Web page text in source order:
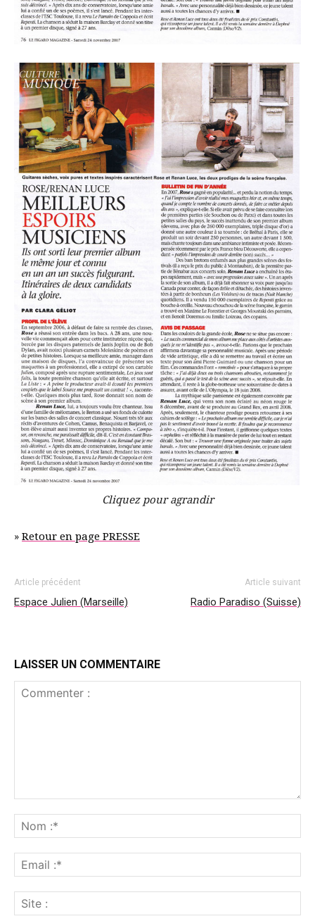
Cliquez pour agrandir
» Retour en page PRESSE
Article précédent
Espace Julien (Marseille)
Article suivant
Radio Paradiso (Suisse)
LAISSER UN COMMENTAIRE